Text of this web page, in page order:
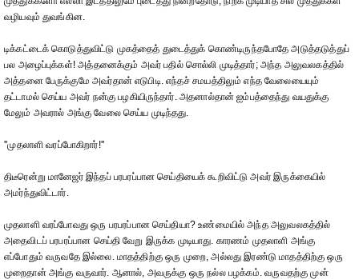
வழியவும் துவங்கின.
டிக்கட்டைக் கொடுத்துவிட்டு முகத்தைத் துடைத்துக் கொண்டிருந்தபோதே அடுத்தடுத்துப்
பல அழைப்புக்கள்! அத்தனைக்கும் அவர் பதில் சொல்லி முடித்தார்; அந்த அலுவலகத்தில்
அத்தனை பேருக்குமே அவர்தான் எடுபிடி. எந்தச் சமயத்திலும் எந்த வேலையையும்
தட்டாமல் செய்ய அவர் நன்கு பழகியிருந்தார். அதனால்தான் ஐம்பத்தைந்து வயதுக்கு
மேலும் அவரால் அங்கு வேலை செய்ய முடிந்தது.
''முதலாளி வரப்போகிறார்!''
திடீரென்று மானேஜர் இந்தப் பரபரப்பான செய்தியைக் கூறிவிட்டு அவர் இருக்கையில்
அமர்ந்துவிட்டார்.
முதலாளி வரப்போவது ஒரு பரபரப்பான செய்தியா? உண்மையில் அந்த அலுவலகத்தில்
அதைவிடப் பரபரப்பான செய்தி வேறு இருக்க முடியாது. காரணம் முதலாளி அங்கு
எப்போதும் வருவதே இல்லை. மாதத்திற்கு ஒரு முறை, அல்லது இரண்டு மாதத்திற்கு ஒரு
முறைதான் அங்கு வருவார். ஆனால், அவருக்கு ஒரு நல்ல பழக்கம். வருவதற்கு முன்